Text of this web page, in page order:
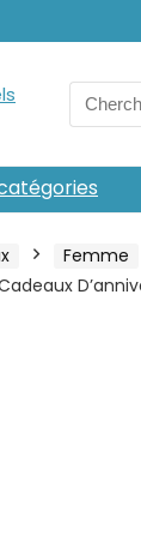
Search
for:
Femme